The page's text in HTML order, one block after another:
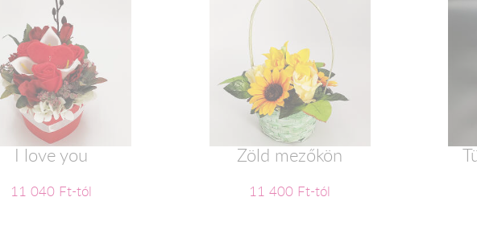
I love you
11 040 Ft-tól
Zöld mezőkön
11 400 Ft-tól